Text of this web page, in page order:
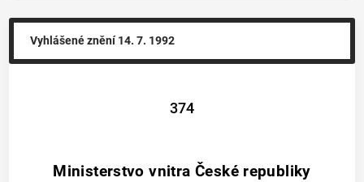
Vyhlášené znění14. 7. 1992
374
Ministerstvo vnitra České republiky